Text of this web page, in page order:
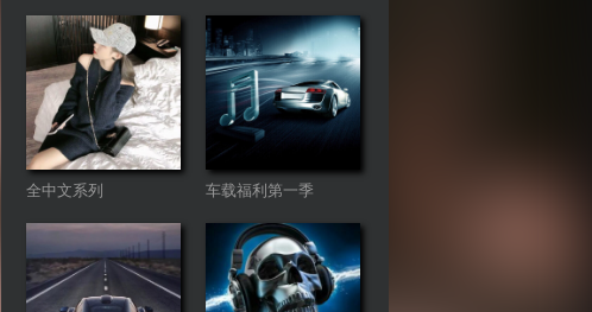
Remix（暂不更新）
全中文系列
FutureBass版
车载福利第一季